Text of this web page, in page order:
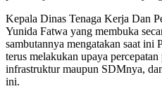
Kepala Dinas Tenaga Kerja Dan
Yunida Fatwa yang membuka
sambutannya mengatakan saat ini
terus melakukan upaya
infrastruktur maupun SDMnya,
ini.